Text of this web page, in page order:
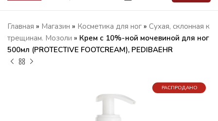
Главная » Магазин » Косметика для ног » Сухая, склонная к
трещинам. Мозоли » Крем с 10%-ной мочевиной для ног
500мл (PROTECTIVE FOOTCREAM), PEDIBAEHR
РАСПРОДАНО